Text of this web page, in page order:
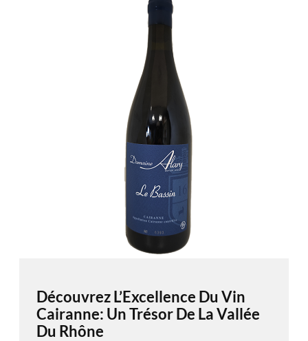
Découvrez L’Excellence Du Vin
Cairanne: Un Trésor De La Vallée
Du Rhône